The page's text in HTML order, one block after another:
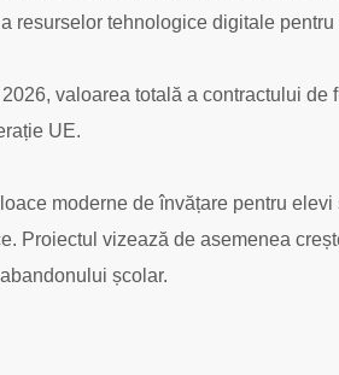
resurselor tehnologice digitale
valoarea totală a contractului de
UE.
moderne de învățare pentru
Proiectul vizează de asemenea
școlar.